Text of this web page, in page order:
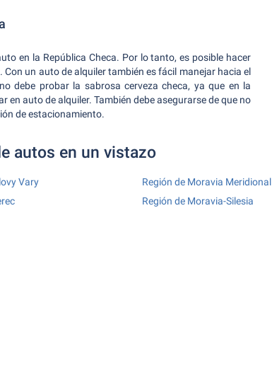
en la República Checa. Por lo tanto, es posible hacer
un auto de alquiler también es fácil manejar hacia el
debe probar la sabrosa cerveza checa, ya que en la
en auto de alquiler. También debe asegurarse de que no
de estacionamiento.
autos en un vistazo
Vary
Región de Moravia Meridional
Región de Moravia-Silesia